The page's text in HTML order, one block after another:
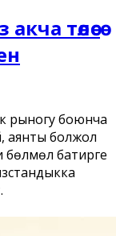
төлөсө
рыногу боюнча
аянты болжол
батирге